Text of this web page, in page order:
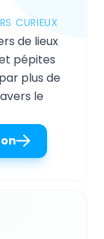
CURIEUX
de lieux
pépites
plus de
le